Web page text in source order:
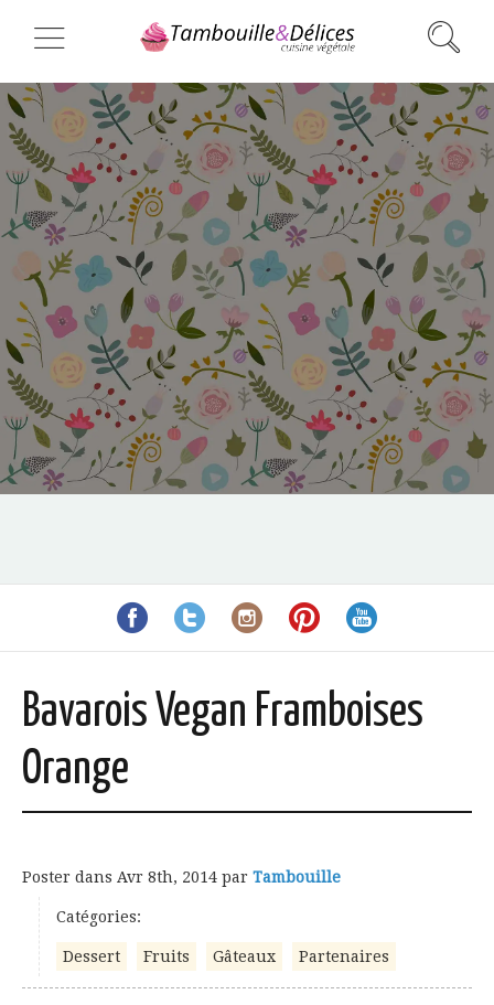
Bavarois Vegan Framboises
Orange
Poster dans Avr 8th, 2014 par Tambouille
Catégories:
Dessert Fruits Gâteaux Partenaires